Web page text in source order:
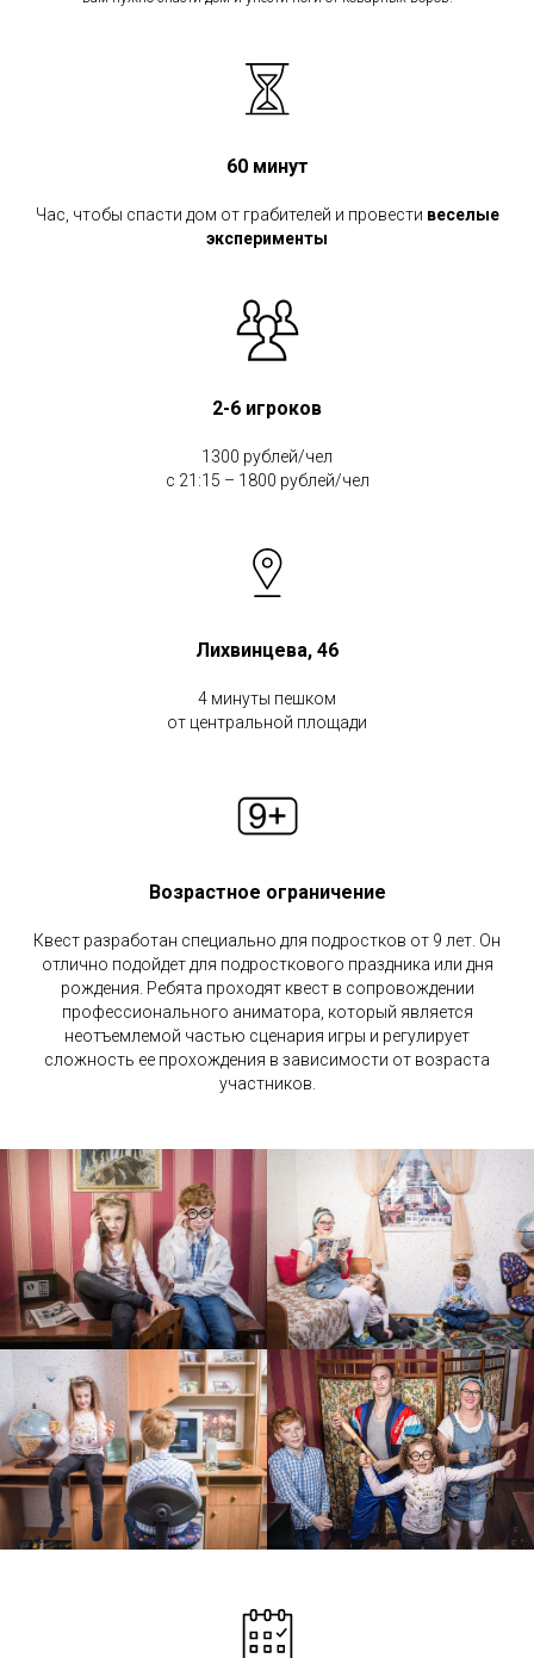
60 минут
Час, чтобы спасти дом от грабителей и провести веселые
эксперименты
2-6 игроков
1300 рублей/чел
с 21:15 – 1800 рублей/чел
Лихвинцева, 46
4 минуты пешком
от центральной площади
Возрастное ограничение
Квест разработан специально для подростков от 9 лет. Он
отлично подойдет для подросткового праздника или дня
рождения. Ребята проходят квест в сопровождении
профессионального аниматора, который является
неотъемлемой частью сценария игры и регулирует
сложность ее прохождения в зависимости от возраста
участников.